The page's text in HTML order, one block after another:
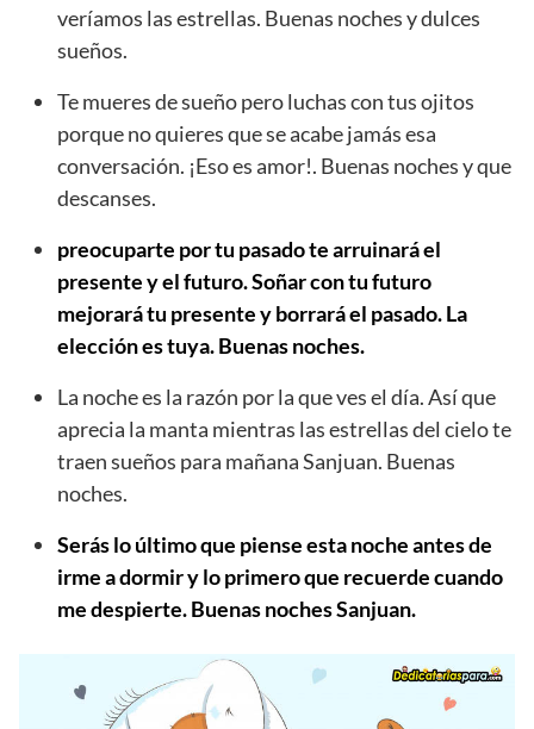
veríamos las estrellas. Buenas noches y dulces
sueños.
Te mueres de sueño pero luchas con tus ojitos
porque no quieres que se acabe jamás esa
conversación. ¡Eso es amor!. Buenas noches y que
descanses.
preocuparte por tu pasado te arruinará el
presente y el futuro. Soñar con tu futuro
mejorará tu presente y borrará el pasado. La
elección es tuya. Buenas noches.
La noche es la razón por la que ves el día. Así que
aprecia la manta mientras las estrellas del cielo te
traen sueños para mañana Sanjuan. Buenas
noches.
Serás lo último que piense esta noche antes de
irme a dormir y lo primero que recuerde cuando
me despierte. Buenas noches Sanjuan.